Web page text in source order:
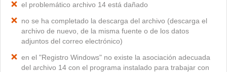
el problemático archivo 14 está dañado
no se ha completado la descarga del archivo (descarga el
archivo de nuevo, de la misma fuente o de los datos
adjuntos del correo electrónico)
en el "Registro Windows" no existe la asociación adecuada
del archivo 14 con el programa instalado para trabajar con